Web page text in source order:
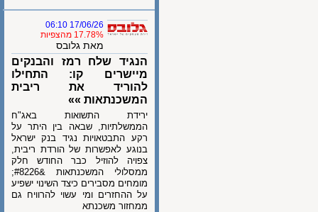
17/06/26 06:10
17.78% מהצפיות
מאת גלובס
הנגיד שלח רמז והבנקים
מיישרים קו: התחילו
להוריד את ריבית
המשכנתאות »»
ירידת התשואות באג"ח
הממשלתיות, שבאה בין היתר על
רקע התבטאויות נגיד בנק ישראל
בנוגע לאפשרות של הורדת ריבית,
צפויה להוזיל כבר החודש חלק
ממסלולי המשכנתאות &#8226;
מומחים מסבירים כיצד השינוי ישפיע
על ההחזרים ומי עשוי להרוויח גם
ממחזור משכנתא